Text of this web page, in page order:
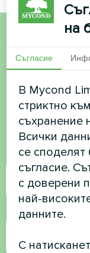
Искате
имате
Свържете
помогнем
Име
Телефонен номер
на
Съгласие
В Mycond
стриктно
съхранение
Всички
се
съгласие.
с доверени
най-
данните.
С